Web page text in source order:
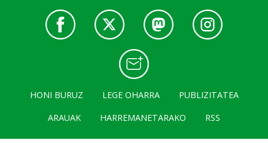
HONI BURUZ LEGE OHARRA
PUBLIZITATEA
ARAUAK
HARREMANETARAKO RSS